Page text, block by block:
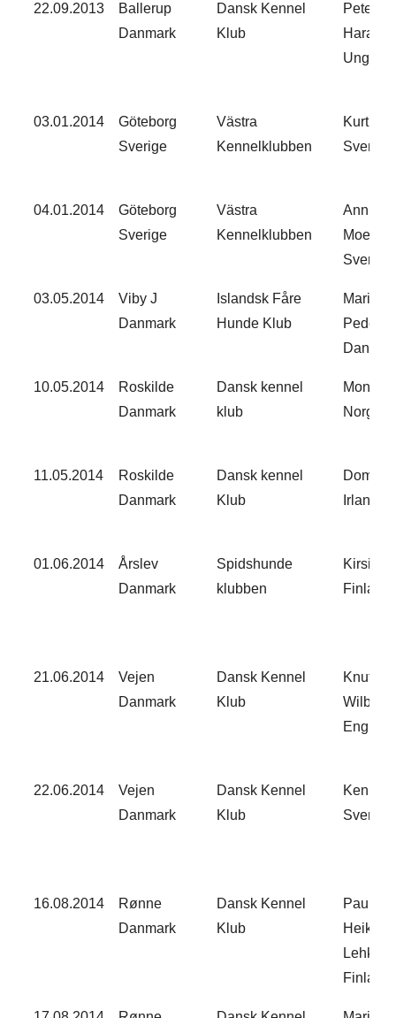
22.09.2013
Ballerup
Danmark
Dansk Kennel
Klub
Peter
Ungarn
03.01.2014
Göteborg
Sverige
Västra
Kennelklubben
Kurt
Sverige
04.01.2014
Göteborg
Sverige
Västra
Kennelklubben
Annika
Moe
Sverige
03.05.2014
Viby J
Danmark
Islandsk Fåre
Hunde Klub
Marie
10.05.2014
Roskilde
Danmark
Dansk kennel
klub
Mona
Norge
11.05.2014
Roskilde
Danmark
Dansk kennel
Klub
Irland
01.06.2014
Årslev
Danmark
Spidshunde
klubben
Kirsi
Finland
21.06.2014
Vejen
Danmark
Dansk Kennel
Klub
Knut
Wilberg
England
22.06.2014
Vejen
Danmark
Dansk Kennel
Klub
Sverige
16.08.2014
Rønne
Danmark
Dansk Kennel
Klub
Paula
Finland